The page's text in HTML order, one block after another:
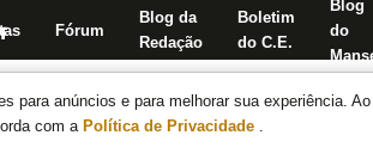
para anúncios e para melhorar sua experiência.
com a Política de Privacidade .
Fórum
Blog da
Redação
Boletim
do C.E.
Blog
do